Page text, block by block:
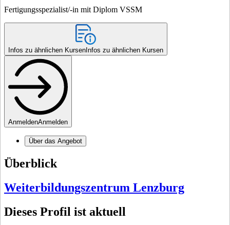
Fertigungsspezialist/-in mit Diplom VSSM
Infos zu ähnlichen Kursen Infos zu ähnlichen Kursen
AnmeldenAnmelden
Über das Angebot
Überblick
Weiterbildungszentrum Lenzburg
Dieses Profil ist aktuell